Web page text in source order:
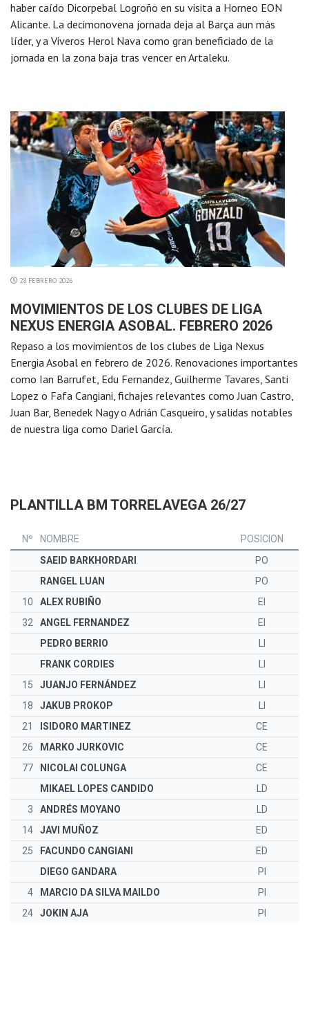
haber caído Dicorpebal Logroño en su visita a Horneo EON
Alicante. La decimonovena jornada deja al Barça aun más
líder, y a Viveros Herol Nava como gran beneficiado de la
jornada en la zona baja tras vencer en Artaleku.
28 FEBRERO 2026
MOVIMIENTOS DE LOS CLUBES DE LIGA
NEXUS ENERGIA ASOBAL. FEBRERO 2026
Repaso a los movimientos de los clubes de Liga Nexus
Energia Asobal en febrero de 2026. Renovaciones importantes
como Ian Barrufet, Edu Fernandez, Guilherme Tavares, Santi
Lopez o Fafa Cangiani, fichajes relevantes como Juan Castro,
Juan Bar, Benedek Nagy o Adrián Casqueiro, y salidas notables
de nuestra liga como Dariel García.
PLANTILLA BM TORRELAVEGA 26/27
Nº NOMBRE
POSICION
SAEID BARKHORDARI
PO
RANGEL LUAN
PO
10
ALEX RUBIÑO
EI
32
ANGEL FERNANDEZ
EI
PEDRO BERRIO
FRANK CORDIES
15
JUANJO FERNÁNDEZ
18
JAKUB PROKOP
21
ISIDORO MARTINEZ
CE
26
MARKO JURKOVIC
CE
77
NICOLAI COLUNGA
CE
MIKAEL LOPES CANDIDO
LD
3
ANDRÉS MOYANO
LD
14
JAVI MUÑOZ
ED
25
FACUNDO CANGIANI
ED
DIEGO GANDARA
PI
4
MARCIO DA SILVA MAILDO
PI
24
JOKIN AJA PI